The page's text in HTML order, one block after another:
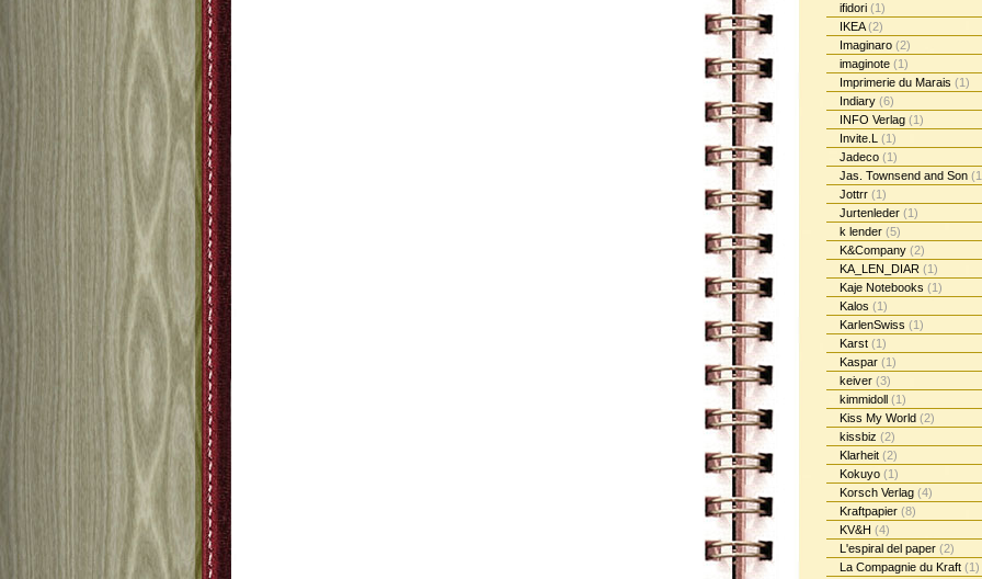
ifidori (1)
IKEA(2)
Imaginaro (2)
imaginote (1)
Imprimerie du Marais (1)
Indiary (6)
INFO Verlag (1)
Invite.L (1)
Jadeco (1)
Jas. Townsend and Son
Jottrr (1)
Jurtenleder (1)
k lender (5)
K&Company (2)
KA_LEN_DIAR (1)
Kaje Notebooks (1)
Kalos (1)
KarlenSwiss (1)
Karst (1)
Kaspar (1)
keiver (3)
kimmidoll (1)
Kiss My World (2)
kissbiz (2)
Klarheit (2)
Kokuyo (1)
Korsch Verlag (4)
Kraftpapier (8)
KV&H (4)
L'espiral del paper (2)
La Compagnie du Kraft (1)